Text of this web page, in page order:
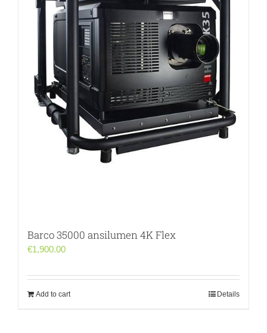
Barco 35000 ansilumen 4K Flex
€1,900.00
Add to cart Details